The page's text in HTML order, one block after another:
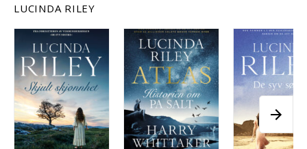
LUCINDA RILEY